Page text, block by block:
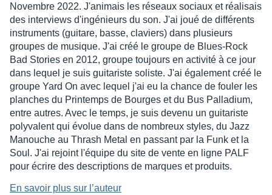
Novembre 2022. J'animais les réseaux sociaux et réalisais
des interviews d'ingénieurs du son. J'ai joué de différents
instruments (guitare, basse, claviers) dans plusieurs
groupes de musique. J'ai créé le groupe de Blues-Rock
Bad Stories en 2012, groupe toujours en activité à ce jour
dans lequel je suis guitariste soliste. J'ai également créé le
groupe Yard On avec lequel j'ai eu la chance de fouler les
planches du Printemps de Bourges et du Bus Palladium,
entre autres. Avec le temps, je suis devenu un guitariste
polyvalent qui évolue dans de nombreux styles, du Jazz
Manouche au Thrash Metal en passant par la Funk et la
Soul. J'ai rejoint l'équipe du site de vente en ligne PALF
pour écrire des descriptions de marques et produits.
En savoir plus sur l’auteur